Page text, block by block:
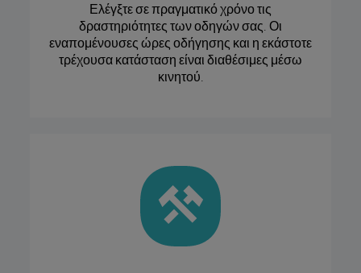
Ελέγξτε σε πραγματικό χρόνο τις
δραστηριότητες των οδηγών σας. Οι
εναπομένουσες ώρες οδήγησης και η εκάστοτε
τρέχουσα κατάσταση είναι διαθέσιμες μέσω
κινητού.